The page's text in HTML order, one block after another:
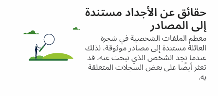
حقائق عن الأجداد مستندة
إلى المصادر
معظم الملفات الشخصية في شجرة
العائلة مستندة إلى مصادر موثوقة، لذلك
عندما تجد الشخص الذي تبحث عنه، قد
تعثر أيضًا على بعض السجلات المتعلقة
به.